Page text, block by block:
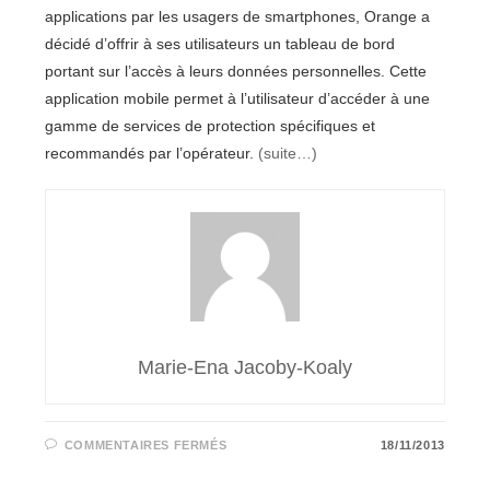
applications par les usagers de smartphones, Orange a
décidé d’offrir à ses utilisateurs un tableau de bord
portant sur l’accès à leurs données personnelles. Cette
application mobile permet à l’utilisateur d’accéder à une
gamme de services de protection spécifiques et
recommandés par l’opérateur. (suite…)
Marie-Ena Jacoby-Koaly
COMMENTAIRES FERMÉSSUR
18/11/2013